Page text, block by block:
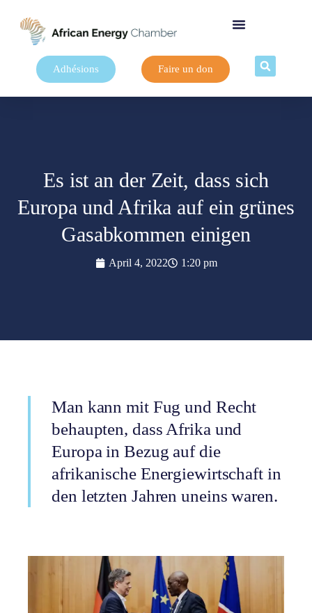
Adhésions Faire un don
Es ist an der Zeit, dass sich
Europa und Afrika auf ein grünes
Gasabkommen einigen
April 4, 2022 1:20 pm
Man kann mit Fug und Recht
behaupten, dass Afrika und
Europa in Bezug auf die
afrikanische Energiewirtschaft in
den letzten Jahren uneins waren.